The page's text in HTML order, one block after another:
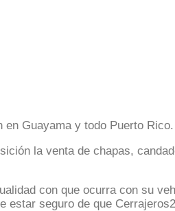
Guayama y todo Puerto Rico.
la venta de chapas,
con que ocurra con su
seguro de que